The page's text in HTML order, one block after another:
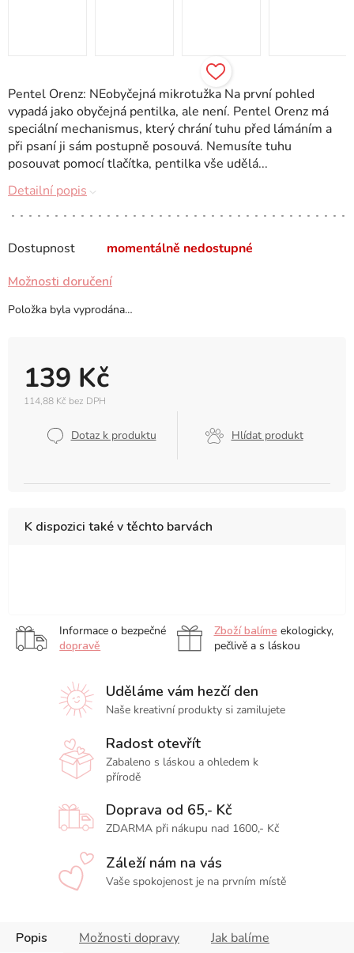
Dostupnost momentálně nedostupné
139 Kč
114,88 Kč bez DPH
Dotaz k produktu Hlídat produkt
Možnosti doručení
Položka byla vyprodána…
Pentel Orenz: NEobyčejná mikrotužka Na první pohled
vypadá jako obyčejná pentilka, ale není. Pentel Orenz má
speciální mechanismus, který chrání tuhu před lámáním a
při psaní ji sám postupně posouvá. Nemusíte tuhu
posouvat pomocí tlačítka, pentilka vše udělá...
Detailní popis
K dispozici také v těchto barvách
Informace o bezpečné
dopravě
Zboží balíme ekologicky,
pečlivě a s láskou
Uděláme vám hezčí den
Naše kreativní produkty si zamilujete
Radost otevřít
Zabaleno s láskou a ohledem k
přírodě
Doprava od 65,- Kč
ZDARMA při nákupu nad 1600,- Kč
Záleží nám na vás
Vaše spokojenost je na prvním místě
Popis Možnosti dopravy
Jak balíme